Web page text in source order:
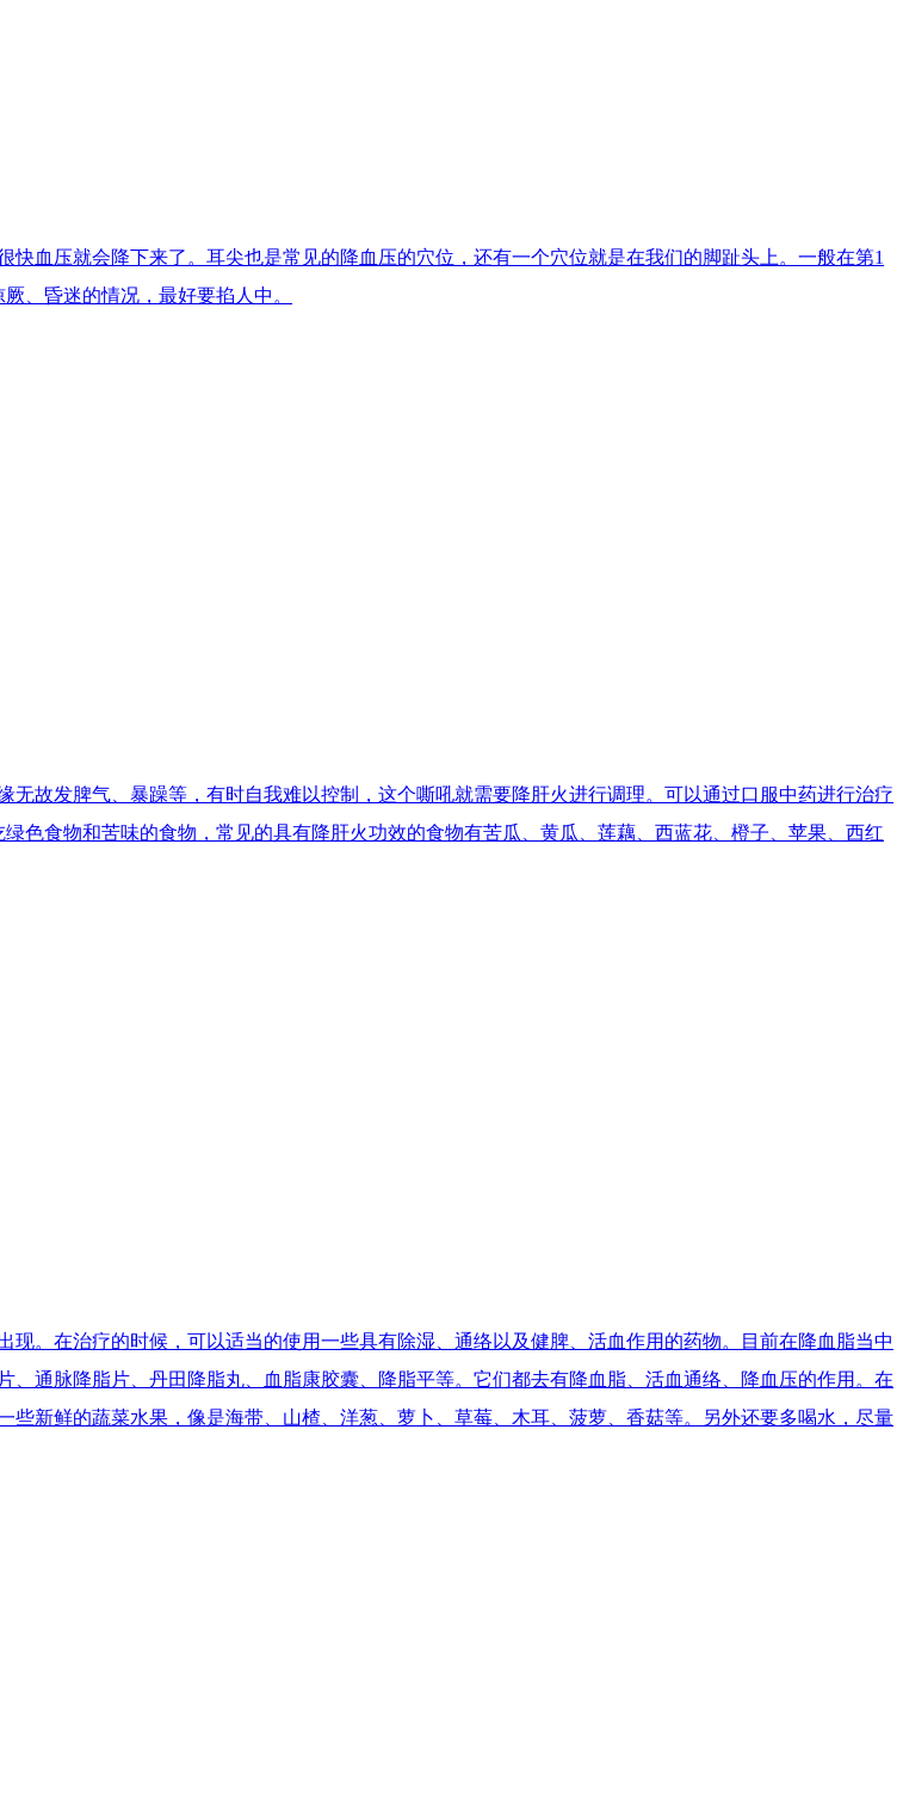
血压就会降下来了。耳尖也是常见的降血压的穴位，还有一个穴位就是在我们的脚趾头上。一般在第1
、昏迷的情况，最好要掐人中。
故发脾气、暴躁等，有时自我难以控制，这个嘶吼就需要降肝火进行调理。可以通过口服中药进行治疗
色食物和苦味的食物，常见的具有降肝火功效的食物有苦瓜、黄瓜、莲藕、西蓝花、橙子、苹果、西红
。在治疗的时候，可以适当的使用一些具有除湿、通络以及健脾、活血作用的药物。目前在降血脂当中
通脉降脂片、丹田降脂丸、血脂康胶囊、降脂平等。它们都去有降血脂、活血通络、降血压的作用。在
新鲜的蔬菜水果，像是海带、山楂、洋葱、萝卜、草莓、木耳、菠萝、香菇等。另外还要多喝水，尽量